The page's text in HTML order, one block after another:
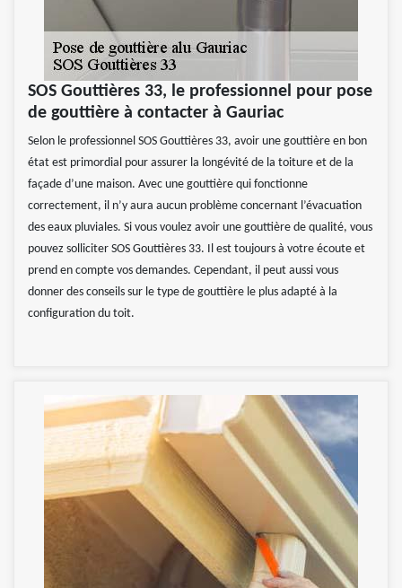
SOS Gouttières 33, le professionnel pour pose
de gouttière à contacter à Gauriac
Selon le professionnel SOS Gouttières 33, avoir une gouttière en bon
état est primordial pour assurer la longévité de la toiture et de la
façade d’une maison. Avec une gouttière qui fonctionne
correctement, il n’y aura aucun problème concernant l’évacuation
des eaux pluviales. Si vous voulez avoir une gouttière de qualité, vous
pouvez solliciter SOS Gouttières 33. Il est toujours à votre écoute et
prend en compte vos demandes. Cependant, il peut aussi vous
donner des conseils sur le type de gouttière le plus adapté à la
configuration du toit.